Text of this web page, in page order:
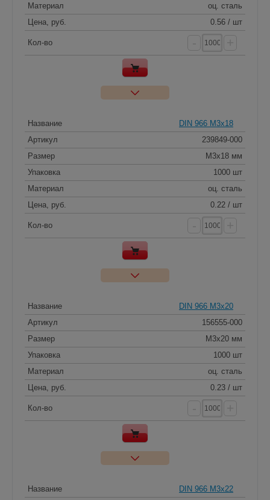
Материал
оц. сталь
Цена, руб.
0.56 / шт
Кол-во
Название
DIN 966 M3x18
Артикул
239849-000
Размер
M3x18 мм
Упаковка
1000 шт
Материал
оц. сталь
Цена, руб.
0.22 / шт
Кол-во
Название
DIN 966 M3x20
Артикул
156555-000
Размер
M3x20 мм
Упаковка
1000 шт
Материал
оц. сталь
Цена, руб.
0.23 / шт
Кол-во
Название DIN 966 M3x22